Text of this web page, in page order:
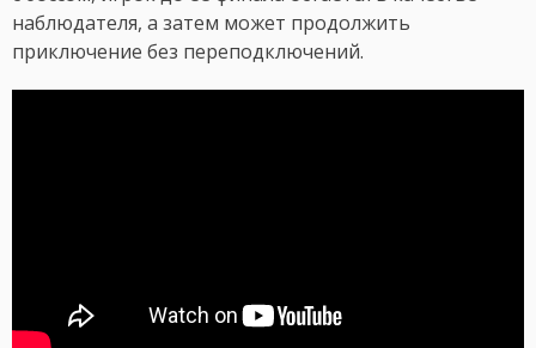
наблюдателя, а затем может продолжить
приключение без переподключений.